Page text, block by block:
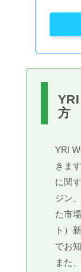
方
YRI
きま
に関
ジン
た市
ト）
でお
また